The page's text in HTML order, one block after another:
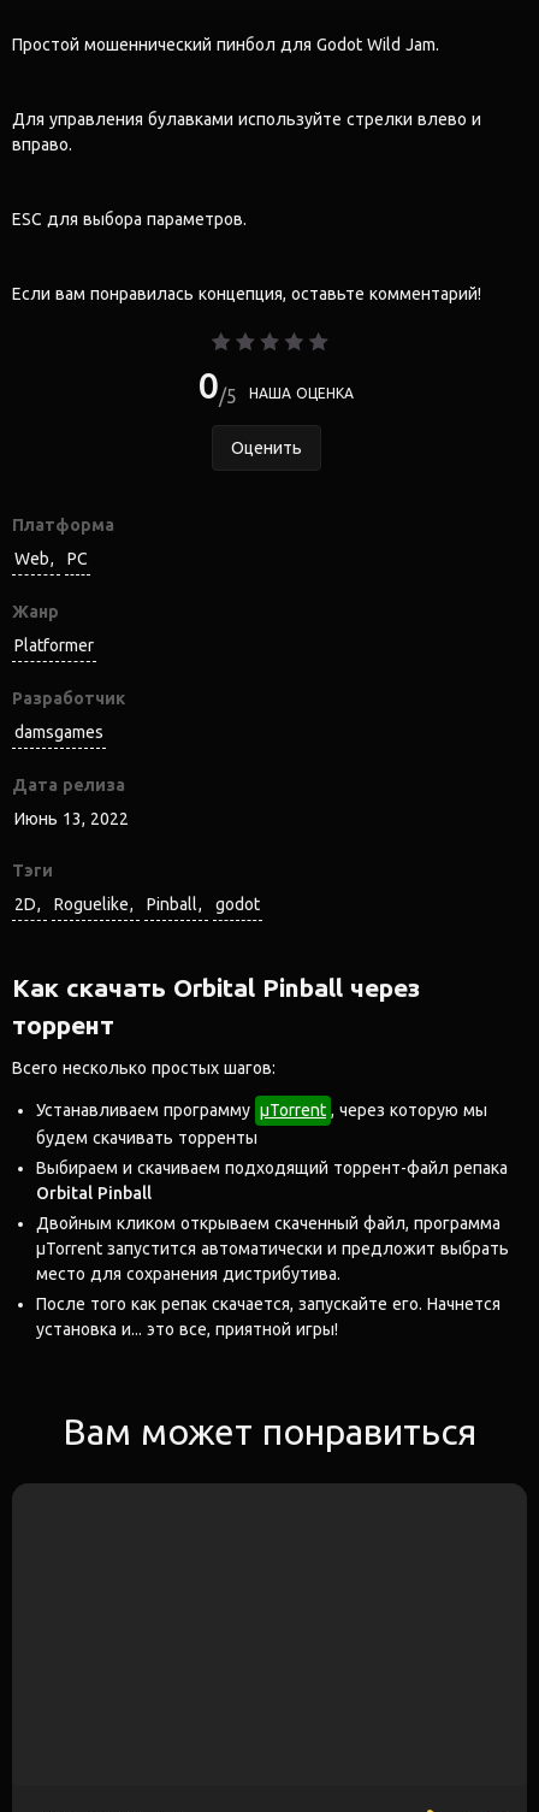
Простой мошеннический пинбол для Godot Wild Jam.
Для управления булавками используйте стрелки влево и
вправо.
ESC для выбора параметров.
Если вам понравилась концепция, оставьте комментарий!
0 5 НАША ОЦЕНКА
Оценить
Платформа
Web
PC
Жанр
Platformer
Разработчик
damsgames
Дата релиза
Июнь 13, 2022
Тэги
2D
Roguelike Pinball godot
Как скачать Orbital Pinball через
торрент
Всего несколько простых шагов:
Устанавливаем программу μTorrent , через которую мы
будем скачивать торренты
Выбираем и скачиваем подходящий торрент-файл репака
Orbital Pinball
Двойным кликом открываем скаченный файл, программа
μTorrent запустится автоматически и предложит выбрать
место для сохранения дистрибутива.
После того как репак скачается, запускайте его. Начнется
установка и... это все, приятной игры!
Вам может понравиться